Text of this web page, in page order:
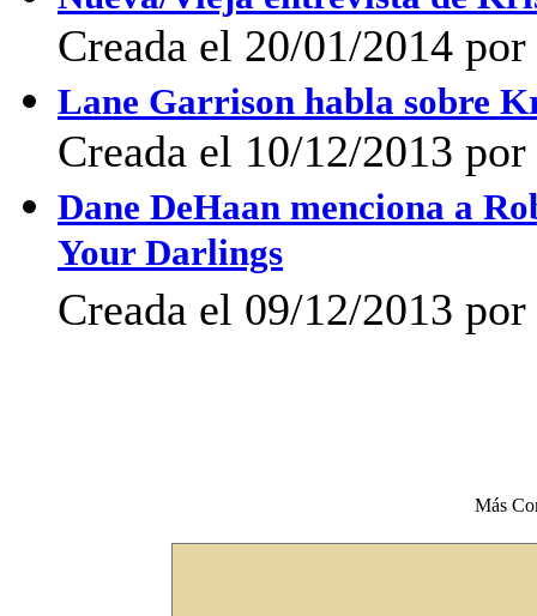
Creada el 20/01/2014
Lane Garrison habla sobre
Creada el 10/12/2013
Dane DeHaan menciona a
Your Darlings
Creada el 09/12/2013
Más